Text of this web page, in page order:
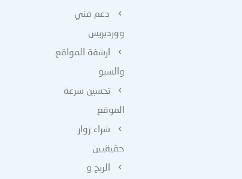
دعم فني
ووردبريس
ارشفة المواقع
والسيو
تحسين سرعة
الموقع
شراء زوار
حقيقيين
الربح و